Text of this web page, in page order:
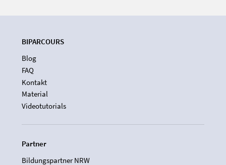
BIPARCOURS
Blog
FAQ
Kontakt
Material
Videotutorials
Partner
Bildungspartner NRW